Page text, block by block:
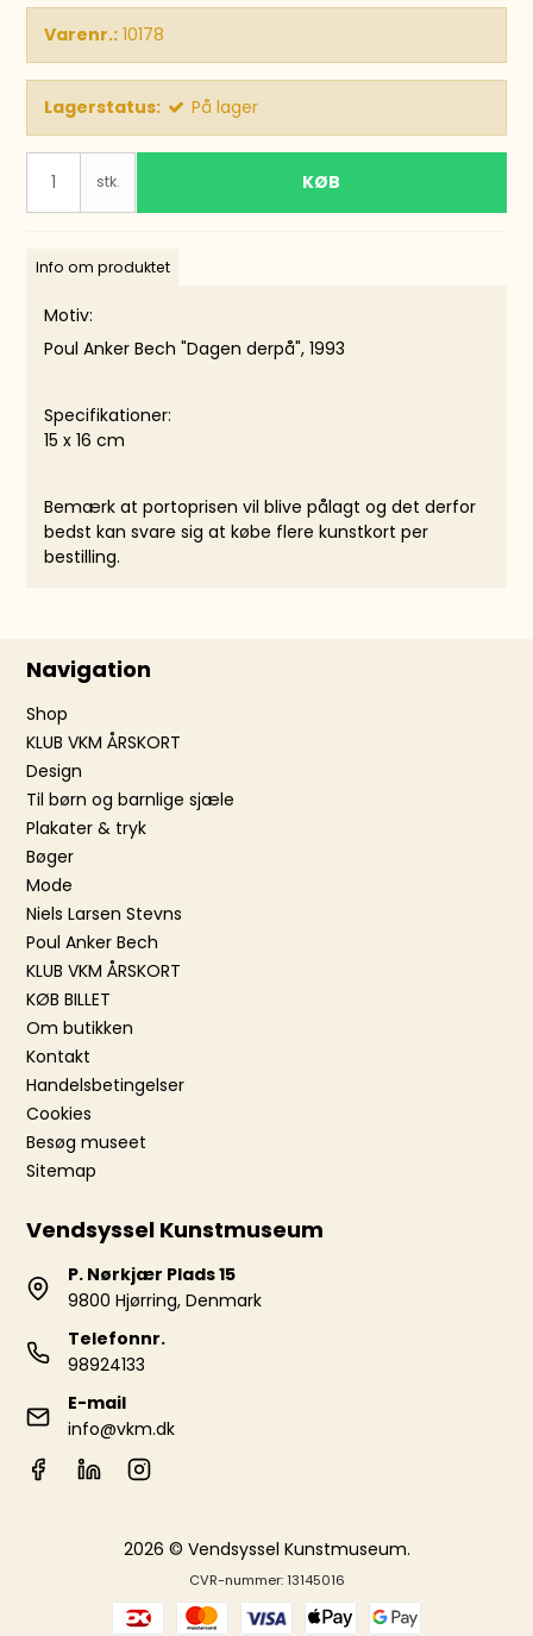
Varenr.: 10178
Lagerstatus: På lager
stk. KØB
Info om produktet
Motiv:
Poul Anker Bech "Dagen derpå", 1993
Specifikationer:
15 x 16 cm
Bemærk at portoprisen vil blive pålagt og det derfor
bedst kan svare sig at købe flere kunstkort per
bestilling.
Navigation
Shop
KLUB VKM ÅRSKORT
Design
Til børn og barnlige sjæle
Plakater & tryk
Bøger
Mode
Niels Larsen Stevns
Poul Anker Bech
KLUB VKM ÅRSKORT
KØB BILLET
Om butikken
Kontakt
Handelsbetingelser
Cookies
Besøg museet
Sitemap
Vendsyssel Kunstmuseum
P. Nørkjær Plads 15
9800 Hjørring, Denmark
Telefonnr.
98924133
E-mail
info@vkm.dk
2026 © Vendsyssel Kunstmuseum.
CVR-nummer: 13145016